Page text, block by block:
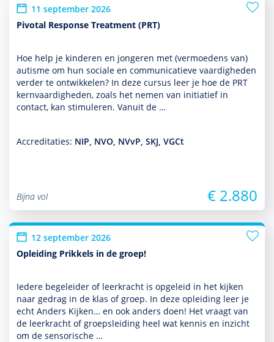
11 september 2026
Pivotal Response Treatment (PRT)
Hoe help je kin­de­ren en jongeren met (vermoedens van)
autisme om hun sociale en com­muni­ca­tieve vaar­dig­heden
verder te ontwik­kelen? In deze cursus leer je hoe de PRT
kernvaar­dig­heden, zoals het nemen van initiatief in
contact, kan stimuleren. Vanuit de …
Accreditaties: NIP, NVO, NVvP, SKJ, VGCt
Bijna vol € 2.880
12 september 2026
Opleiding Prikkels in de groep!
Iedere bege­leider of leerkracht is opgeleid in het kijken
naar gedrag in de klas of groep. In deze opleiding leer je
echt Anders Kijken… en ook anders doen! Het vraagt van
de leerkracht of groepsleiding heel wat kennis en inzicht
om de sensorische …